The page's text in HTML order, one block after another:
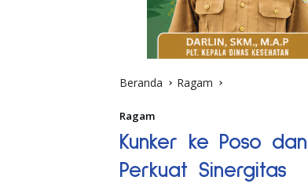
Beranda Ragam
Ragam
Kunker ke Poso
Perkuat Sinergitas